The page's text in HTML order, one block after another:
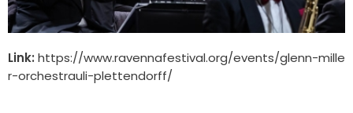
Link: https://www.ravennafestival.org/events/glenn-mille
r-orchestrauli-plettendorff/